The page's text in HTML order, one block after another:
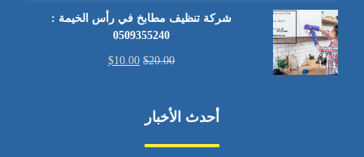
شركة تنظيف مطابخ في رأس الخيمة :
0509355240
$20.00
$10.00
أحدث الأخبار